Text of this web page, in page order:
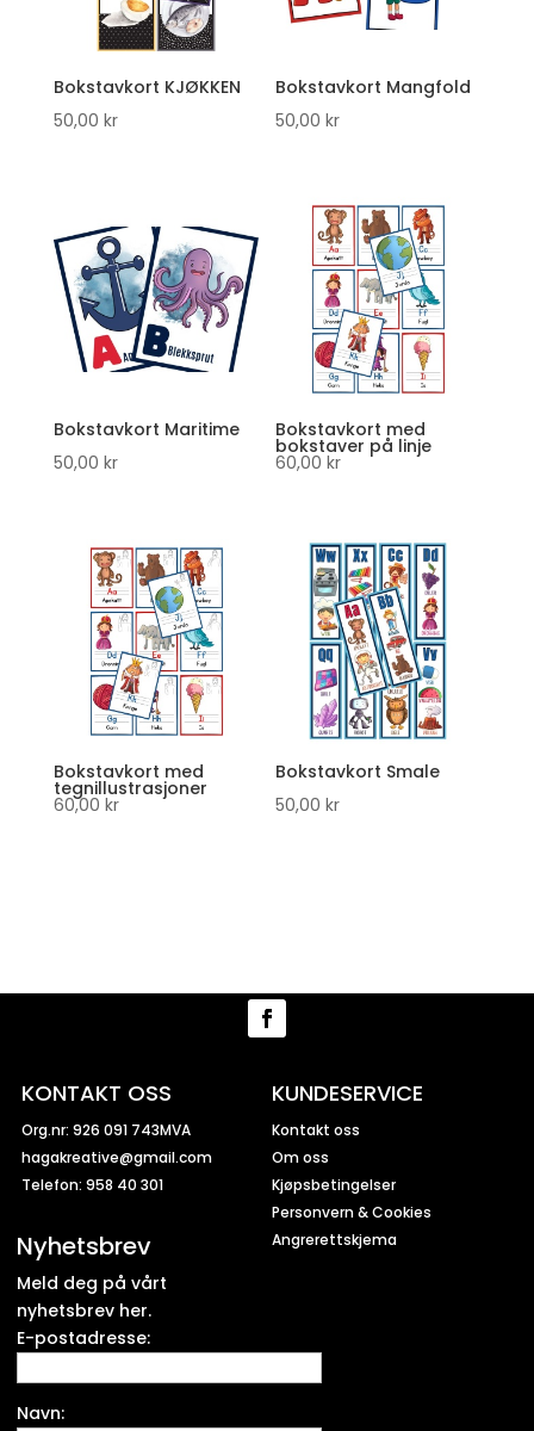
Bokstavkort KJØKKEN
50,00 kr
Bokstavkort Mangfold
50,00kr
Bokstavkort Maritime
50,00 kr
Bokstavkort med
bokstaver på linje
60,00kr
Bokstavkort med
tegnillustrasjoner
60,00 kr
Bokstavkort Smale
50,00kr
KONTAKT OSS
Org.nr: 926 091 743MVA
hagakreative@gmail.com
Telefon: 958 40 301
Nyhetsbrev
Meld deg på vårt
nyhetsbrev her.
E-postadresse:
Navn:
KUNDESERVICE
Kontakt oss
Om oss
Kjøpsbetingelser
Personvern & Cookies
Angrerettskjema